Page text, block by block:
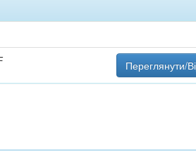
Переглянути/